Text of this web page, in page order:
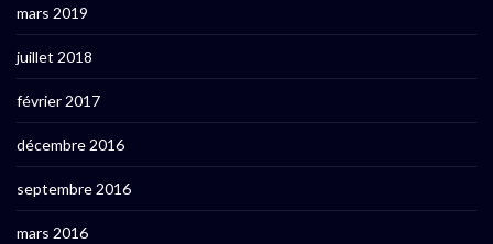
mars 2019
juillet 2018
février 2017
décembre 2016
septembre 2016
mars 2016